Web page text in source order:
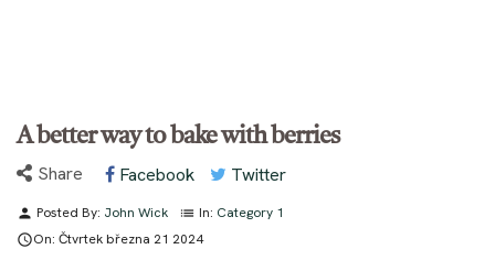
A better way to bake with berries
Share Facebook Twitter
person Posted By: John Wick list In: Category 1
On: Čtvrtek března 21 2024